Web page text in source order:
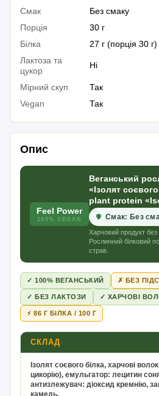
Смак
Без смаку
Порція
30 г
Білка
27 г (порція 30 г)
Лактоза та
цукор
Ні
Мірний скуп
Так
Vegan
Так
Опис
Feel Power
100% VEGAN
Веганський
«Ізолят
plant protein
Смак: Без
Харчовий продукт без
Рослинний білковий
страв.
✓ 100% ВЕГАНСЬКИЙ ✗ БЕЗ
✓ БЕЗ ЛАКТОЗИ ✓ ХАРЧОВІ
⚡ 86 Г БІЛКА / 100 Г
СКЛАД
Ізолят соєвого білка, харчові
цикорію), емульгатор: лецитин
антизлежувач: діоксид кремнію,
камедь.